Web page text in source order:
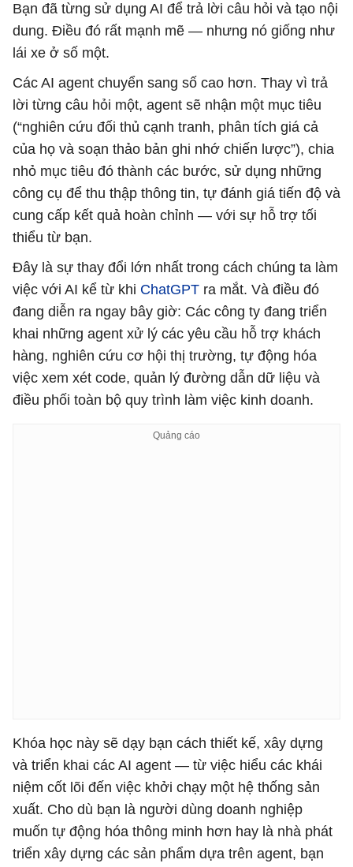
Bạn đã từng sử dụng AI để trả lời câu hỏi và tạo nội
dung. Điều đó rất mạnh mẽ — nhưng nó giống như
lái xe ở số một.
Các AI agent chuyển sang số cao hơn. Thay vì trả
lời từng câu hỏi một, agent sẽ nhận một mục tiêu
(“nghiên cứu đối thủ cạnh tranh, phân tích giá cả
của họ và soạn thảo bản ghi nhớ chiến lược”), chia
nhỏ mục tiêu đó thành các bước, sử dụng những
công cụ để thu thập thông tin, tự đánh giá tiến độ và
cung cấp kết quả hoàn chỉnh — với sự hỗ trợ tối
thiểu từ bạn.
Đây là sự thay đổi lớn nhất trong cách chúng ta làm
việc với AI kể từ khi ChatGPT ra mắt. Và điều đó
đang diễn ra ngay bây giờ: Các công ty đang triển
khai những agent xử lý các yêu cầu hỗ trợ khách
hàng, nghiên cứu cơ hội thị trường, tự động hóa
việc xem xét code, quản lý đường dẫn dữ liệu và
điều phối toàn bộ quy trình làm việc kinh doanh.
Khóa học này sẽ dạy bạn cách thiết kế, xây dựng
và triển khai các AI agent — từ việc hiểu các khái
niệm cốt lõi đến việc khởi chạy một hệ thống sản
xuất. Cho dù bạn là người dùng doanh nghiệp
muốn tự động hóa thông minh hơn hay là nhà phát
triển xây dựng các sản phẩm dựa trên agent, bạn